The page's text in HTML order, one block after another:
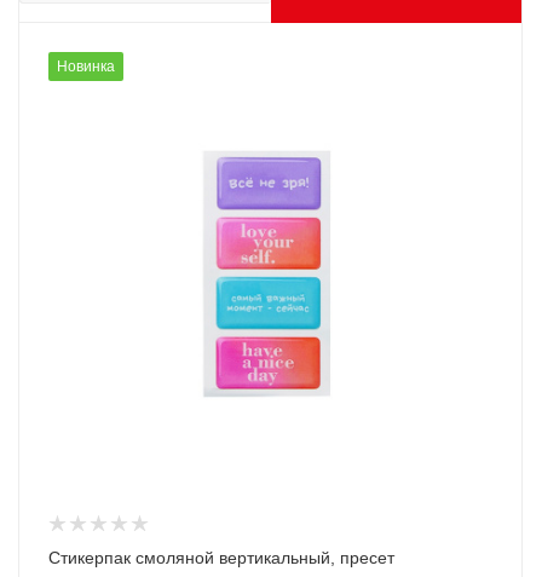
Новинка
Стикерпак смоляной вертикальный, пресет